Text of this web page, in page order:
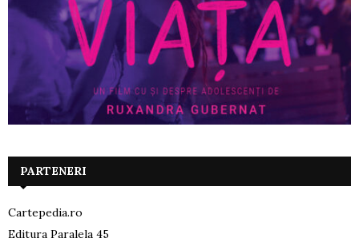
PARTENERI
Cartepedia.ro
Editura Paralela 45